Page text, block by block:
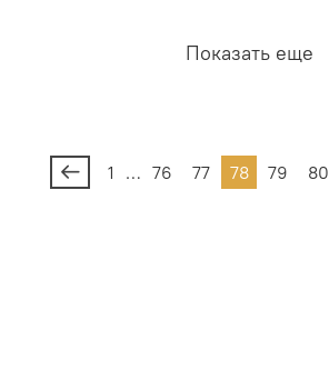
Показать еще
1 … 76 77 78 79 80